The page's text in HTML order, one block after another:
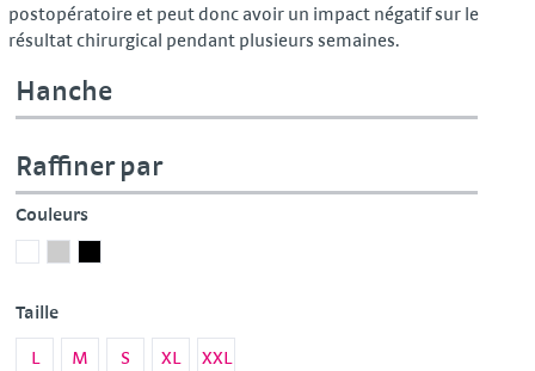
postopératoire et peut donc avoir un impact négatif sur le
résultat chirurgical pendant plusieurs semaines.
Hanche
Raffiner par
Couleurs
Taille
L
M S XL XXL